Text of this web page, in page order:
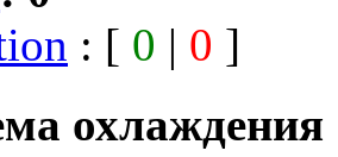
: [ 0 | 0 ]
охлаждения